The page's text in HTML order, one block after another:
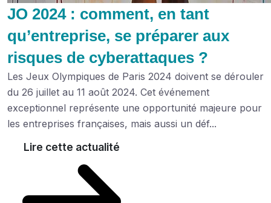
JO 2024 : comment, en tant
qu’entreprise, se préparer aux
risques de cyberattaques ?
Les Jeux Olympiques de Paris 2024 doivent se dérouler
du 26 juillet au 11 août 2024. Cet événement
exceptionnel représente une opportunité majeure pour
les entreprises françaises, mais aussi un déf...
Lire cette actualité